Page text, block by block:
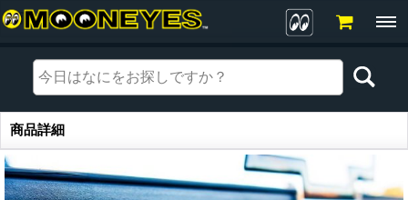
商品詳細
商品詳細